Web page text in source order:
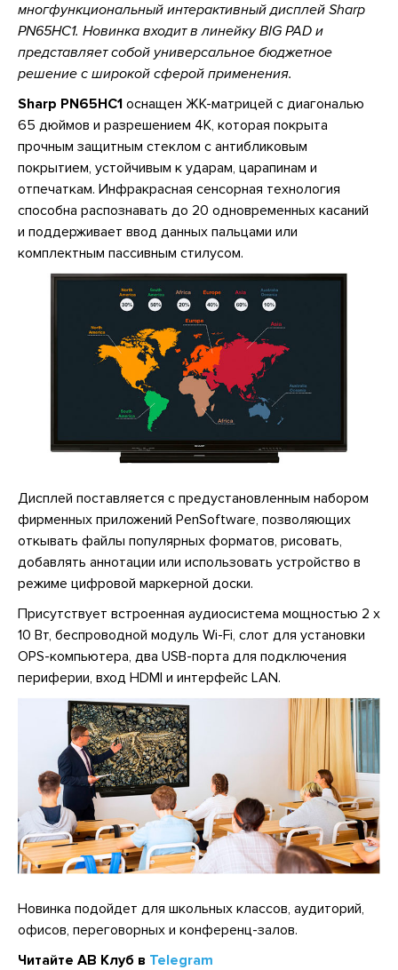
многфункциональный интерактивный дисплей Sharp
PN65HC1. Новинка входит в линейку BIG PAD и
представляет собой универсальное бюджетное
решение с широкой сферой применения.
Sharp PN65HC1 оснащен ЖК-матрицей с диагональю
65 дюймов и разрешением 4К, которая покрыта
прочным защитным стеклом с антибликовым
покрытием, устойчивым к ударам, царапинам и
отпечаткам. Инфракрасная сенсорная технология
способна распознавать до 20 одновременных касаний
и поддерживает ввод данных пальцами или
комплектным пассивным стилусом.
Дисплей поставляется с предустановленным набором
фирменных приложений PenSoftware, позволяющих
откывать файлы популярных форматов, рисовать,
добавлять аннотации или использовать устройство в
режиме цифровой маркерной доски.
Присутствует встроенная аудиосистема мощностью 2 х
10 Вт, беспроводной модуль Wi-Fi, слот для установки
OPS-компьютера, два USB-порта для подключения
периферии, вход HDMI и интерфейс LAN.
Новинка подойдет для школьных классов, аудиторий,
офисов, переговорных и конференц-залов.
Читайте АВ Клуб в Telegram